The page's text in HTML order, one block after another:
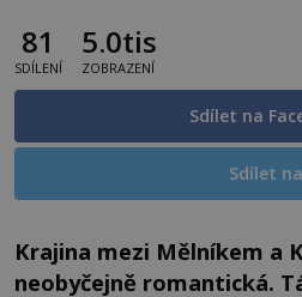
81
SDÍLENÍ
5.0tis
ZOBRAZENÍ
Sdílet na
Sdílet
Krajina mezi Mělníkem a
neobyčejně romantická.